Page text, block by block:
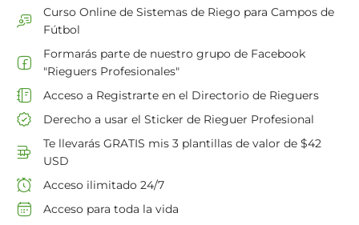
Curso Online de Sistemas de Riego para Campos de
Fútbol
Formarás parte de nuestro grupo de Facebook
"Rieguers Profesionales"
Acceso a Registrarte en el Directorio de Rieguers
Derecho a usar el Sticker de Rieguer Profesional
Te llevarás GRATIS mis 3 plantillas de valor de $42
USD
Acceso ilimitado 24/7
Acceso para toda la vida